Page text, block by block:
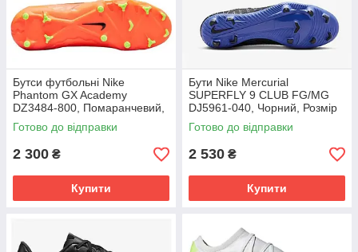
Бутси футбольні Nike
Phantom GX Academy
DZ3484-800, Помаранчевий,
Розмір (EU) - 39
Готово до відправки
2 300 ₴
Купити
Бути Nike Mercurial
SUPERFLY 9 CLUB FG/MG
DJ5961-040, Чорний, Розмір
(EU) - 42
Готово до відправки
2 530 ₴
Купити